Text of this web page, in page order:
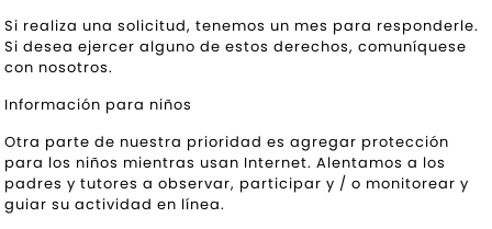
Si realiza una solicitud, tenemos un mes para responderle.
Si desea ejercer alguno de estos derechos, comuníquese
con nosotros.
Información para niños
Otra parte de nuestra prioridad es agregar protección
para los niños mientras usan Internet. Alentamos a los
padres y tutores a observar, participar y / o monitorear y
guiar su actividad en línea.